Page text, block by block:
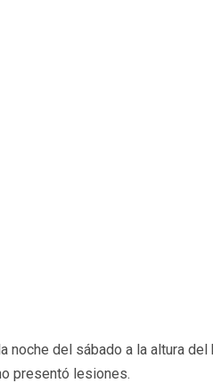
noche del sábado a la altura
presentó lesiones.